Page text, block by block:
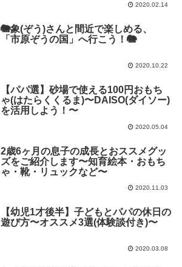
2020.02.14
🐘象(ぞう)さんと間近で楽しめる、
「市原ぞうの国」へ行こう！🐘
2020.10.22
【パパ選】砂場で使える100円おもち
ゃ(はたらくくるま)〜DAISO(ダイソー)
を活用しよう！〜
2020.05.04
2歳6ヶ月の息子の成長とおススメグッ
ズをご紹介します〜知育絵本・おもち
ゃ・靴・リュックなど〜
2020.11.03
【幼児1才後半】子どもとパパの休日の
遊び方〜オススメ3選(体験談付き)〜
2020.03.08